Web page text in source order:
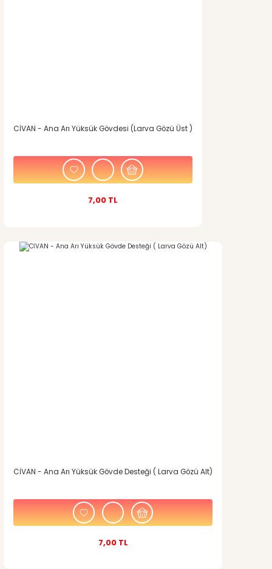
CİVAN - Ana Arı Yüksük Gövdesi (Larva Gözü Üst )
7,00 TL
CİVAN - Ana Arı Yüksük Gövde Desteği ( Larva Gözü Alt)
7,00 TL